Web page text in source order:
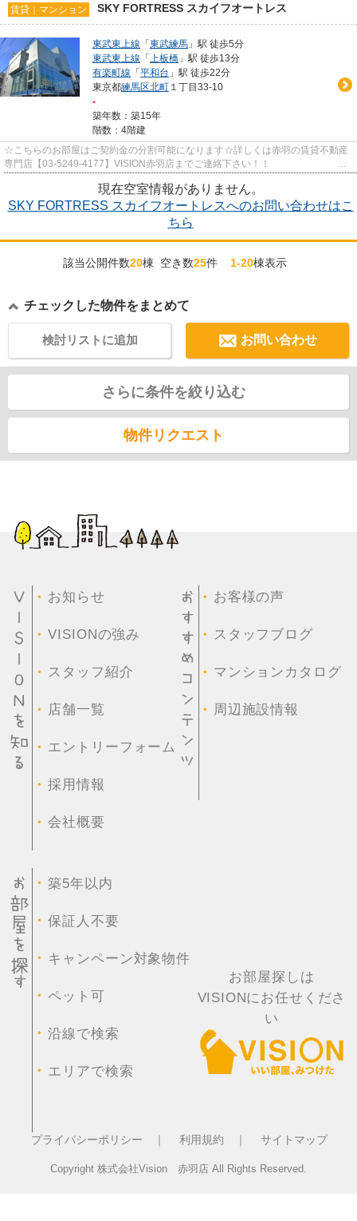
賃貸｜マンション SKY FORTRESS スカイフオートレス
東武東上線 「東武練馬 」駅 徒歩5分
東武東上線 「上板橋 」駅 徒歩13分
有楽町線 「平和台 」駅 徒歩22分
東京都練馬区北町 １丁目33-10
-
築年数：築15年
階数：4階建
☆こちらのお部屋はご契約金の分割可能になります☆詳しくは赤羽の賃貸不動産
専門店【03-5249-4177】VISION赤羽店までご連絡下さい！！
（賃貸物件のオススメポイント）
現在空室情報がありません。
SKY FORTRESS スカイフオートレスへのお問い合わせはこ
ちら
該当公開件数20棟 空き数25件1-20棟表示
チェックした物件をまとめて
お問い合わせ
検討リストに追加
さらに条件を絞り込む
物件リクエスト
・ お知らせ
・VISIONの強み
・ スタッフ紹介
・ 店舗一覧
・ エントリーフォーム
・採用情報
・会社概要
・ お客様の声
・ スタッフブログ
・ マンションカタログ
・ 周辺施設情報
・築5年以内
・保証人不要
・ キャンペーン対象物件
・ペット可
・沿線で検索
・ エリアで検索
お部屋探しは
VISIONにお任せくださ
い
プライバシーポリシー ｜ 利用規約 ｜ サイトマップ
Copyright 株式会社Vision 赤羽店 All Rights Reserved.